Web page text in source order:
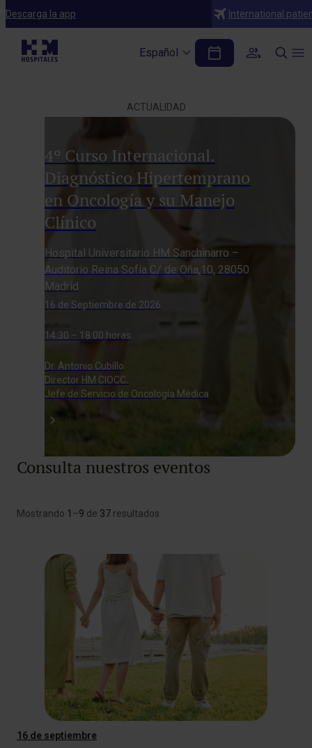
Descarga la app International
Español
ACTUALIDAD
4º Curso Internacional.
Diagnóstico Hipertemprano
en Oncología y su Manejo
Clínico
Hospital Universitario HM Sanchinarro –
Auditorio Reina Sofía C/ de Oña,10, 28050
Madrid
16 de Septiembre de 2026
14:30 – 18:00 horas
Dr. Antonio Cubillo
Director HM CIOCC
Jefe de Servicio de Oncología Médica
Consulta nuestros eventos
Mostrando 1 –9 de 37 resultados
16 de septiembre